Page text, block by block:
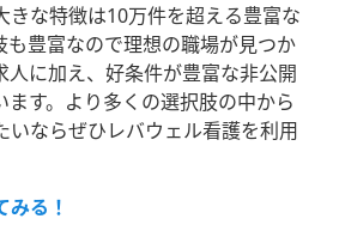
きな特徴は10万件を超える豊富な
も豊富なので理想の職場が見つか
人に加え、好条件が豊富な非公開
ます。より多くの選択肢の中から
いならぜひレバウェル看護を利用
る！